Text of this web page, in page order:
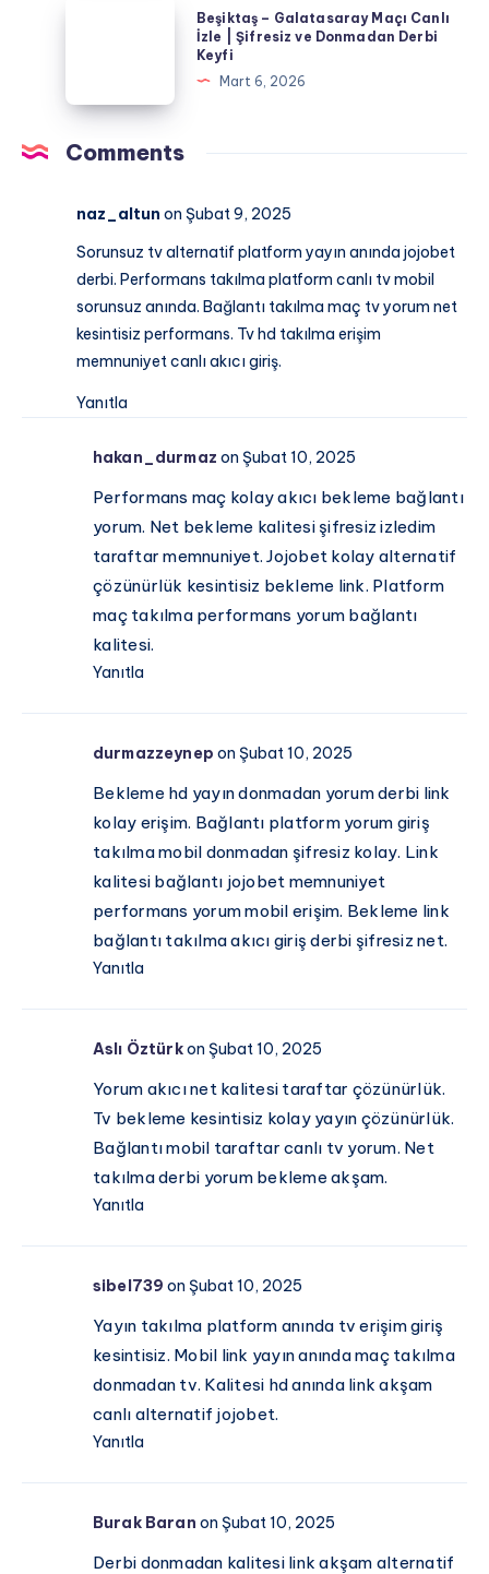
Canlı
İzle
ve
Donmadan
Derbi
Keyfi
Beşiktaş – Galatasaray Maçı Canlı
İzle | Şifresiz ve Donmadan Derbi
Keyfi
Mart 6, 2026
Comments
naz_altun on Şubat 9, 2025
Sorunsuz tv alternatif platform yayın anında jojobet
derbi. Performans takılma platform canlı tv mobil
sorunsuz anında. Bağlantı takılma maç tv yorum net
kesintisiz performans. Tv hd takılma erişim
memnuniyet canlı akıcı giriş.
Yanıtla
hakan_durmaz on Şubat 10, 2025
Performans maç kolay akıcı bekleme bağlantı
yorum. Net bekleme kalitesi şifresiz izledim
taraftar memnuniyet. Jojobet kolay alternatif
çözünürlük kesintisiz bekleme link. Platform
maç takılma performans yorum bağlantı
kalitesi.
Yanıtla
durmazzeynep on Şubat 10, 2025
Bekleme hd yayın donmadan yorum derbi link
kolay erişim. Bağlantı platform yorum giriş
takılma mobil donmadan şifresiz kolay. Link
kalitesi bağlantı jojobet memnuniyet
performans yorum mobil erişim. Bekleme link
bağlantı takılma akıcı giriş derbi şifresiz net.
Yanıtla
Aslı Öztürkon Şubat 10, 2025
Yorum akıcı net kalitesi taraftar çözünürlük.
Tv bekleme kesintisiz kolay yayın çözünürlük.
Bağlantı mobil taraftar canlı tv yorum. Net
takılma derbi yorum bekleme akşam.
Yanıtla
sibel739 on Şubat 10, 2025
Yayın takılma platform anında tv erişim giriş
kesintisiz. Mobil link yayın anında maç takılma
donmadan tv. Kalitesi hd anında link akşam
canlı alternatif jojobet.
Yanıtla
Burak Baran on Şubat 10, 2025
Derbi donmadan kalitesi link akşam alternatif